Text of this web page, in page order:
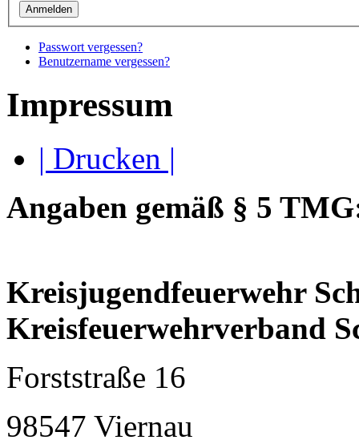
Passwort vergessen?
Benutzername vergessen?
Impressum
| Drucken |
Angaben gemäß § 5
Kreisjugendfeuerwehr
Kreisfeuerwehrverband
Forststraße 16
98547 Viernau